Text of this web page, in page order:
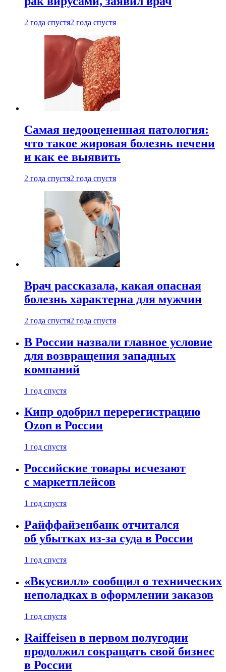
2 года спустя2 года спустя
Самая недооцененная патология:
что такое жировая болезнь печени
и как ее выявить
2 года спустя2 года спустя
Врач рассказала, какая опасная
болезнь характерна для мужчин
2 года спустя2 года спустя
В России назвали главное условие
для возвращения западных
компаний
1 год спустя
Кипр одобрил перерегистрацию
Ozon в России
1 год спустя
Российские товары исчезают
с маркетплейсов
1 год спустя
Райффайзенбанк отчитался
об убытках из-за суда в России
1 год спустя
«Вкусвилл» сообщил о технических
неполадках в оформлении заказов
1 год спустя
Raiffeisen в первом полугодии
продолжил сокращать свой бизнес
в России